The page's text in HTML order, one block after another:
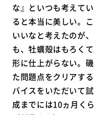
な』といつも考えて
ると本当に美しい。
いいなと考えたのが
も、牡蠣殻はもろく
形に仕上がらない。
た問題点をクリアす
バイスをいただいて
成までには10ヵ月く